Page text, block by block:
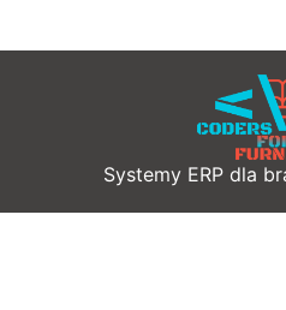
Systemy ERP dla